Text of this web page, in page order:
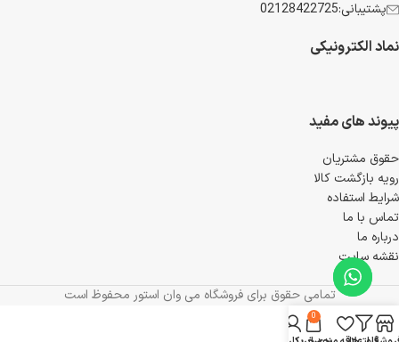
پشتیبانی:02128422725
نماد الکترونیکی
پیوند های مفید
حقوق مشتریان
رویه بازگشت کالا
شرایط استفاده
تماس با ما
درباره ما
نقشه سایت
تمامی حقوق برای فروشگاه می وان استور محفوظ است
0